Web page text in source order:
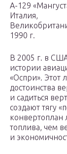
А-129
Италия,
1990 г.
В 2005 г. в
истории
«Оспри». Этот
достоинства
и садиться
создают тягу
конвертоплан
топлива, чем
и